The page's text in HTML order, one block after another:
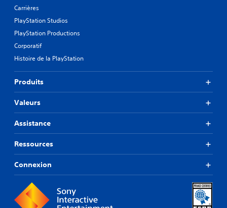
Carrières
PlayStation Studios
PlayStation Productions
Corporatif
Histoire de la PlayStation
Produits
Valeurs
Assistance
Ressources
Connexion